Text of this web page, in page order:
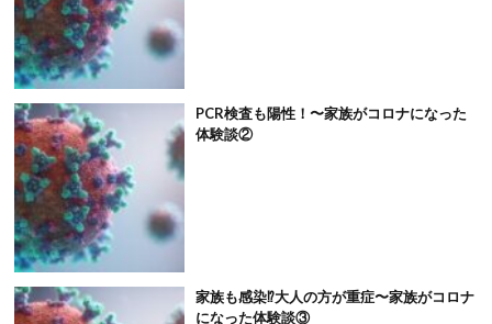
PCR検査も陽性！〜家族がコロナになった
体験談②
家族も感染⁉大人の方が重症〜家族がコロナ
になった体験談③